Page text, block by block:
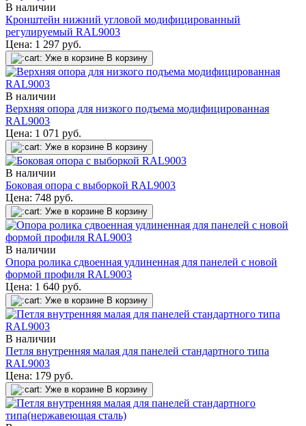
В наличии
Кронштейн нижний угловой модифицированный
регулируемый RAL9003
Цена: 1 297 руб.
Уже в корзине В корзину
В наличии
Верхняя опора для низкого подъема модифицированная
RAL9003
Цена: 1 071 руб.
Уже в корзине В корзину
В наличии
Боковая опора с выборкой RAL9003
Цена: 748 руб.
Уже в корзине В корзину
В наличии
Опора ролика сдвоенная удлиненная для панелей с новой
формой профиля RAL9003
Цена: 1 640 руб.
Уже в корзине В корзину
В наличии
Петля внутренняя малая для панелей стандартного типа
RAL9003
Цена: 179 руб.
Уже в корзине В корзину